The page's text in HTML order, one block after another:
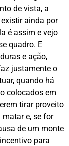
de vista, a
ainda por
é assim e vejo
quadro. E
e ação,
justamente o
quando há
colocados em
tirar proveito
matar e, se for
de um monte
para